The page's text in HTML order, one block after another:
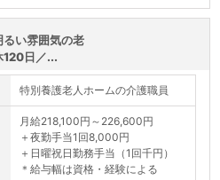
い雰囲気の老
120日／...
特別養護老人ホームの介護職員
月給218,100円～226,600円
＋夜勤手当1回8,000円
＋日曜祝日勤務手当（1回千円）
＊給与幅は資格・経験による